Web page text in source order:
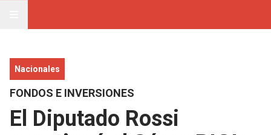
Nacionales
FONDOS E INVERSIONES
El Diputado Rossi